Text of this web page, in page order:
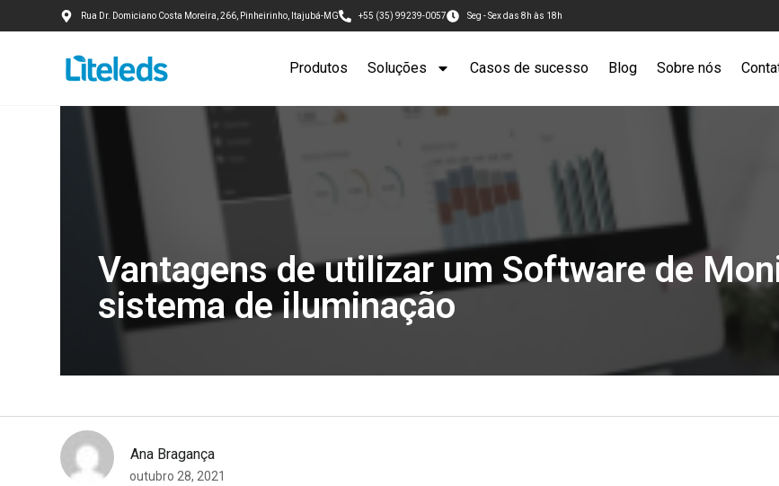
Rua Dr. Domiciano Costa Moreira, 266, Pinheirinho, Itajubá-MG +55 (35) 99239-0057 Seg - Sex das 8h às 18h
Produtos Soluções Casos de sucesso Blog Sobre nós
Vantagens de utilizar um Software de
sistema de iluminação
Ana Bragança
outubro 28, 2021